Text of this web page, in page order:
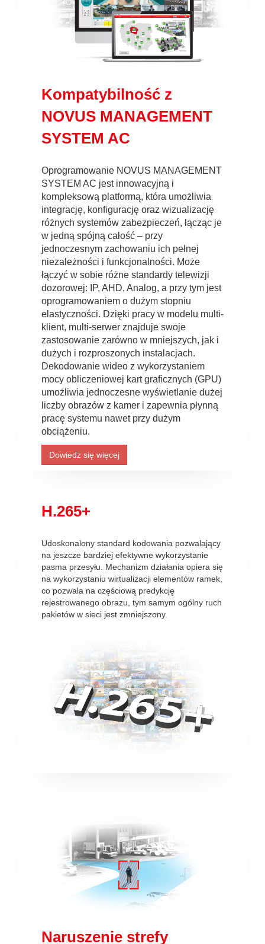
Kompatybilność z
NOVUS MANAGEMENT
SYSTEM AC
Oprogramowanie NOVUS MANAGEMENT
SYSTEM AC jest innowacyjną i
kompleksową platformą, która umożliwia
integrację, konfigurację oraz wizualizację
różnych systemów zabezpieczeń, łącząc je
w jedną spójną całość – przy
jednoczesnym zachowaniu ich pełnej
niezależności i funkcjonalności. Może
łączyć w sobie różne standardy telewizji
dozorowej: IP, AHD, Analog, a przy tym jest
oprogramowaniem o dużym stopniu
elastyczności. Dzięki pracy w modelu multi-
klient, multi-serwer znajduje swoje
zastosowanie zarówno w mniejszych, jak i
dużych i rozproszonych instalacjach.
Dekodowanie wideo z wykorzystaniem
mocy obliczeniowej kart graficznych (GPU)
umożliwia jednoczesne wyświetlanie dużej
liczby obrazów z kamer i zapewnia płynną
pracę systemu nawet przy dużym
obciążeniu.
Dowiedz się więcej
H.265+
Udoskonalony standard kodowania pozwalający
na jeszcze bardziej efektywne wykorzystanie
pasma przesyłu. Mechanizm działania opiera się
na wykorzystaniu wirtualizacji elementów ramek,
co pozwala na częściową predykcję
rejestrowanego obrazu, tym samym ogólny ruch
pakietów w sieci jest zmniejszony.
Naruszenie strefy